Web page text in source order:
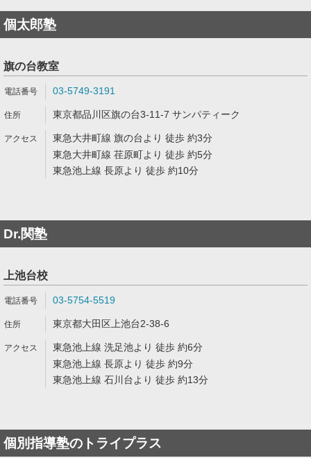
個太郎塾
旗の台教室
03-5749-3191
東京都品川区旗の台3-11-7 サンパティーク
東急大井町線 旗の台より 徒歩 約3分
東急大井町線 荏原町より 徒歩 約5分
東急池上線 長原より 徒歩 約10分
Dr.関塾
上池台校
03-5754-5519
東京都大田区上池台2-38-6
東急池上線 洗足池より 徒歩 約6分
東急池上線 長原より 徒歩 約9分
東急池上線 石川台より 徒歩 約13分
個別指導塾のトライプラス